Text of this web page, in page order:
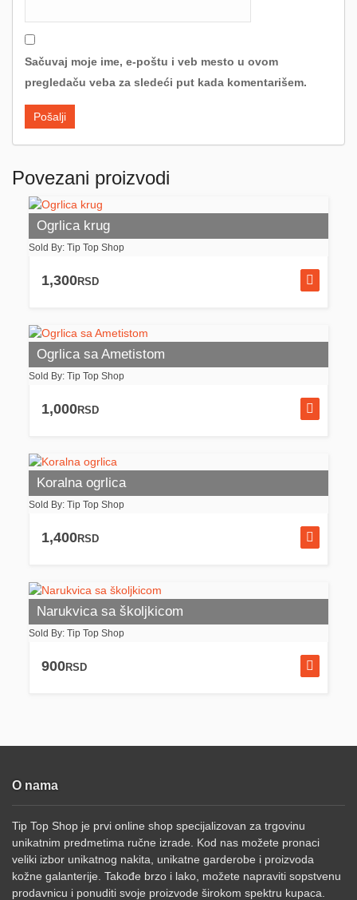
Sačuvaj moje ime, e-poštu i veb mesto u ovom
pregledaču veba za sledeći put kada komentarišem.
Povezani proizvodi
Ogrlica krug
Sold By: Tip Top Shop
1,300RSD
Ogrlica sa Ametistom
Sold By: Tip Top Shop
1,000RSD
Koralna ogrlica
Sold By: Tip Top Shop
1,400RSD
Narukvica sa školjkicom
Sold By: Tip Top Shop
900RSD
O nama
Tip Top Shop je prvi online shop specijalizovan za trgovinu
unikatnim predmetima ručne izrade. Kod nas možete pronaci
veliki izbor unikatnog nakita, unikatne garderobe i proizvoda
kožne galanterije. Takođe brzo i lako, možete napraviti sopstvenu
prodavnicu i ponuditi svoje proizvode širokom spektru kupaca.